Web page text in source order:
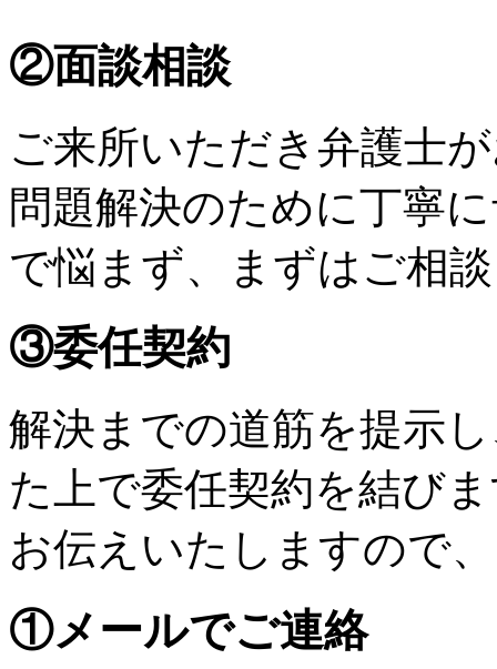
②面談相談
ご来所いただき弁護士
問題解決のために丁寧
で悩まず、まずはご相
③委任契約
解決までの道筋を提示
た上で委任契約を結び
お伝えいたしますので
①メールでご連絡